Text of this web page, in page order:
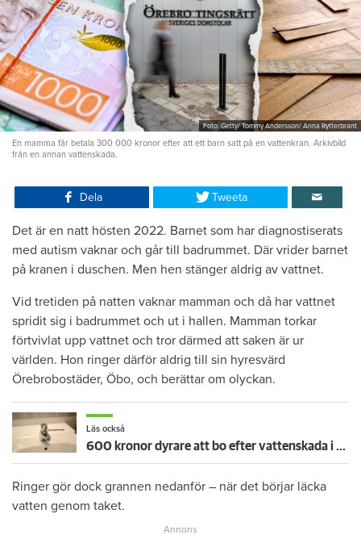
Foto: Getty/ Tommy Andersson/ Anna Rytterbrant
En mamma får betala 300 000 kronor efter att ett barn satt på en vattenkran. Arkivbild
från en annan vattenskada.
Dela Tweeta
Det är en natt hösten 2022. Barnet som har diagnostiserats
med autism vaknar och går till badrummet. Där vrider barnet
på kranen i duschen. Men hen stänger aldrig av vattnet.
Vid tretiden på natten vaknar mamman och då har vattnet
spridit sig i badrummet och ut i hallen. Mamman torkar
förtvivlat upp vattnet och tror därmed att saken är ur
världen. Hon ringer därför aldrig till sin hyresvärd
Örebrobostäder, Öbo, och berättar om olyckan.
Läs också
600 kronor dyrare att bo efter vattenskada i Varberg
Ringer gör dock grannen nedanför – när det börjar läcka
vatten genom taket.